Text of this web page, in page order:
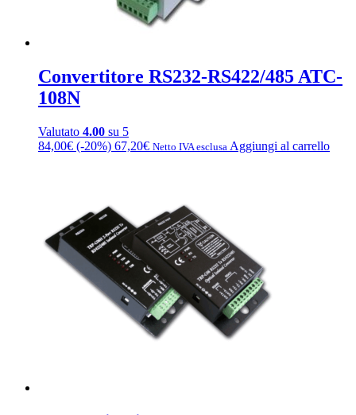
Convertitore RS232-RS422/485 ATC-
108N
Valutato 4.00 su 5
84,00€ (-20%) 67,20€ Netto IVA esclusa Aggiungi al carrello